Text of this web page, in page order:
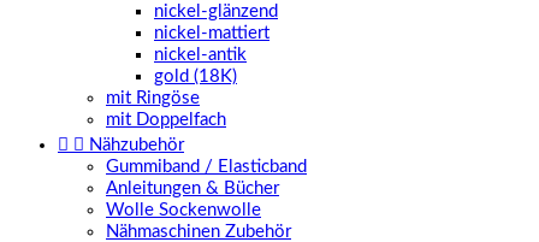
nickel-glänzend
nickel-mattiert
nickel-antik
gold (18K)
mit Ringöse
mit Doppelfach
  Nähzubehör
Gummiband / Elasticband
Anleitungen & Bücher
Wolle Sockenwolle
Nähmaschinen Zubehör